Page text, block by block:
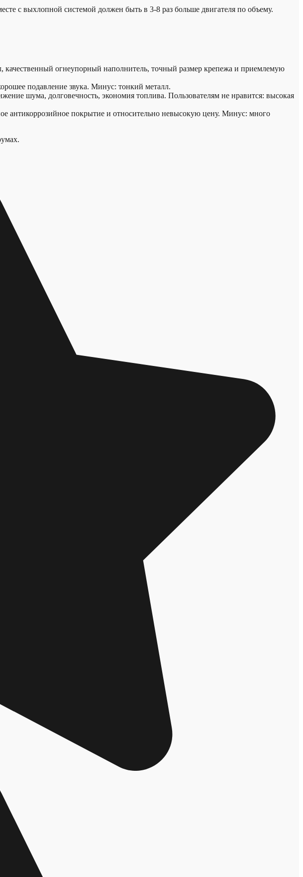
с выхлопной системой должен быть в 3-8 раз больше двигателя по объему.
качественный огнеупорный наполнитель, точный размер крепежа и приемлемую
подавление звука. Минус: тонкий металл.
шума, долговечность, экономия топлива. Пользователям не нравится: высокая
антикоррозийное покрытие и относительно невысокую цену. Минус: много